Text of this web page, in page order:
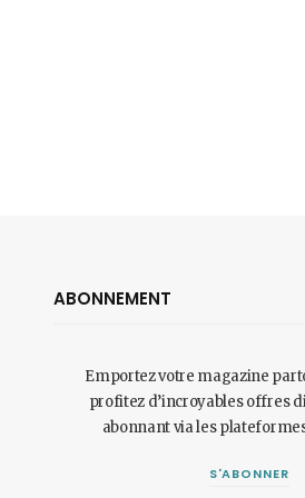
ABONNEMENT
Emportez votre magazine
profitez d’incroyables offres
abonnant via les
S'ABONNER